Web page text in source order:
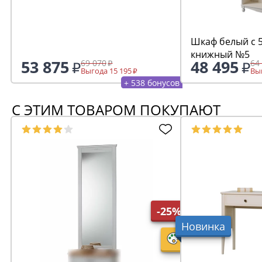
53 875 69 070
Выгода 15 195
+ 538 бонусов
Шкаф белый с
книжный №5
48 495 64
С ЭТИМ ТОВАРОМ ПОКУПАЮТ
-25%
Новинка